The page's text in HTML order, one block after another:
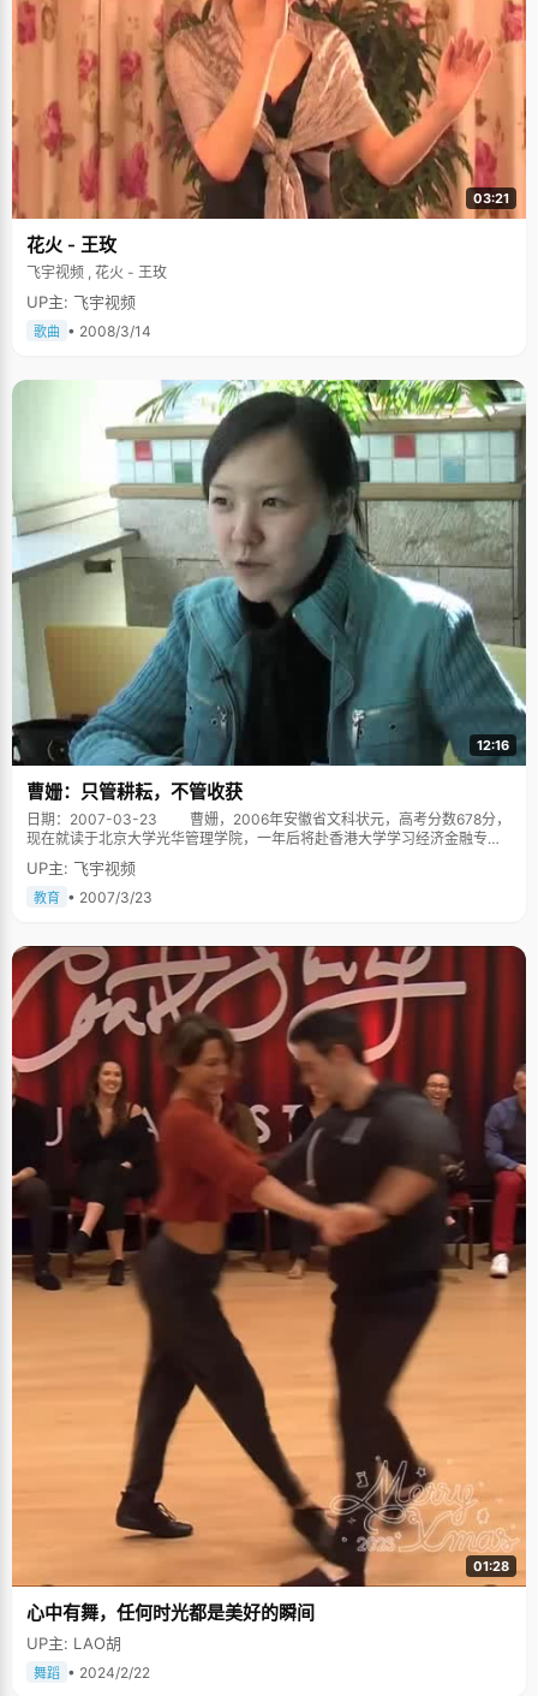
03:21
花火 - 王玫
飞宇视频 , 花火 - 王玫
UP主: 飞宇视频
歌曲 • 2008/3/14
12:16
曹姗：只管耕耘，不管收获
日期：2007-03-23 曹姗，2006年安徽省文科状元，高考分数678分，
现在就读于北京大学光华管理学院，一年后将赴香港大学学习经济金融专
业。 高考如拾级而上，不知不觉就到了山顶 曹姗不是个一直站在光环里
的女孩，小时候学习很一般，在班上只是中间水平，只是她比较乖，每次都
能将老师布置的作业认真作完，这样不高不低的成绩一直保持到了高中。
慢慢的就上去了，&quot;上去以后就不想再掉下来，于是努力保持着这个成
绩。&quot;文理分科以后，曹姗在文科方面的优势渐渐凸显了出来，成绩一
路上升到年级第一。 在距离高考四五个月的时候，曹姗经历了一次难忘
的失败。北京大学自主招生开始了，在大家都觉得应该是众望所归的时候，
曹姗意外落选，看着其他选考清华、人大、复旦的同学都被录取了，曹姗非
常难过，而且很自责&quot;浪费掉了学校里唯一的名额&quot;。 悲剧总
是比较难忘的，经历也是一种锻炼，这个失败，极好的锻炼了曹姗的心态和
语言表达能力，同时考验了她的心理承受能力。曹姗有个特点，比较有韧
性，而且很能坚持，认准的事情就一定要去做，自此，曹姗执著的坚定了考
北大的信念，更加努力，脚踏实地的投入学习当中。 &quot;考北大是实
力，考状元是运气，&quot;当时全省可以冲击状元的有四十多人，曹姗凭实
力如愿的踏入了北大的校门，成为了四十分之一中最幸运的那个，为自己长
期以来的认真学习作了很好的诠释。 只管耕耘，不管收获 &quot;成绩主
要是靠平时的日积月累，技巧经验只是一个次要的方面&quot;，曹姗认为学
习中最重要的是要很好地制定复习计划，在高考的最后阶段，针对自己的时
间，把要做的事情全部列下来，合理安排好，认认真真的根据计划去实施，
做完一个就划掉一个，看着计划一个一个被完成也是一种对自己的鼓励，
&quot;学习的事情要只管耕耘，不管收获。&quot; 跟同学的交流也是很
重要的，高中有一个阶段，曹姗的成绩卡在一个地方怎么也提高不上去，教
历史的高老师就建议曹姗&quot;不要闭门造车，多跟同学交流&quot;，一向
喜欢独立思考的曹姗接受了老师的建议，在这个&quot;把别人思维装进自己
的思维&quot;的过程里，曹姗学到了很多不同的思维方法和解题思路，成绩
也得到了很大提高。 &quot;不要相信聪明孩子不读书的理论&quot;，曹
姗说自己不是个聪明的女孩，成绩都是靠努力得到的，&quot;很多人看起来
很聪明，不怎么学习也能考好，但是他们背后的努力是我们看不到的，大家
的智商都差不多，靠天赋成功的人太少太少了，只是大家的努力程度不同而
已。&quot; 爸爸妈妈的关心如细雨，润物无声 曹姗有个幸福温暖的家
庭，爸爸妈妈都是乐观开朗的人，&quot;我的家庭很民主，什么事情都是商
量着来，&quot;在学习上，爸爸妈妈从来不给曹姗压力，只是在生活上默默
的支持和关心。妈妈是曹姗的好朋友，母女之间几乎没有秘密，什么都说，
曹姗有什么心事都会跟妈妈倾诉，&quot;倾诉完了，所有烦恼都没有了，而
且可以得到一些很好的建议&quot;。 在高考的最后一两个月，跟其他考
生一样，因为压力的原因，曹姗心情特别烦躁，时好时坏，情绪波动很大，
妈妈每次到学校看曹姗的时候，就会在她的桌子上放一些鲜花和可爱的小玩
具，给曹姗枯燥单调的学习生活增添一点乐趣，看到这些礼物，曹姗感到非
常幸福，心情也会慢慢好起来，爸爸妈妈的理解和关心支撑曹姗度过了高考
之前最艰难的一段时光。 曹姗是个美丽，而且自信的女孩，对于智
慧跟美丽不能同时具有的理论她嗤之以鼻，&quot;如果你的美丽影响到你的
智慧，那说明你没有智慧&quot;，站在我们面前的曹姗，娴静，从容、谈吐
UP主: 飞宇视频
教育 • 2007/3/23
01:28
心中有舞，任何时光都是美好的瞬间
UP主: LAO胡
舞蹈 • 2024/2/22